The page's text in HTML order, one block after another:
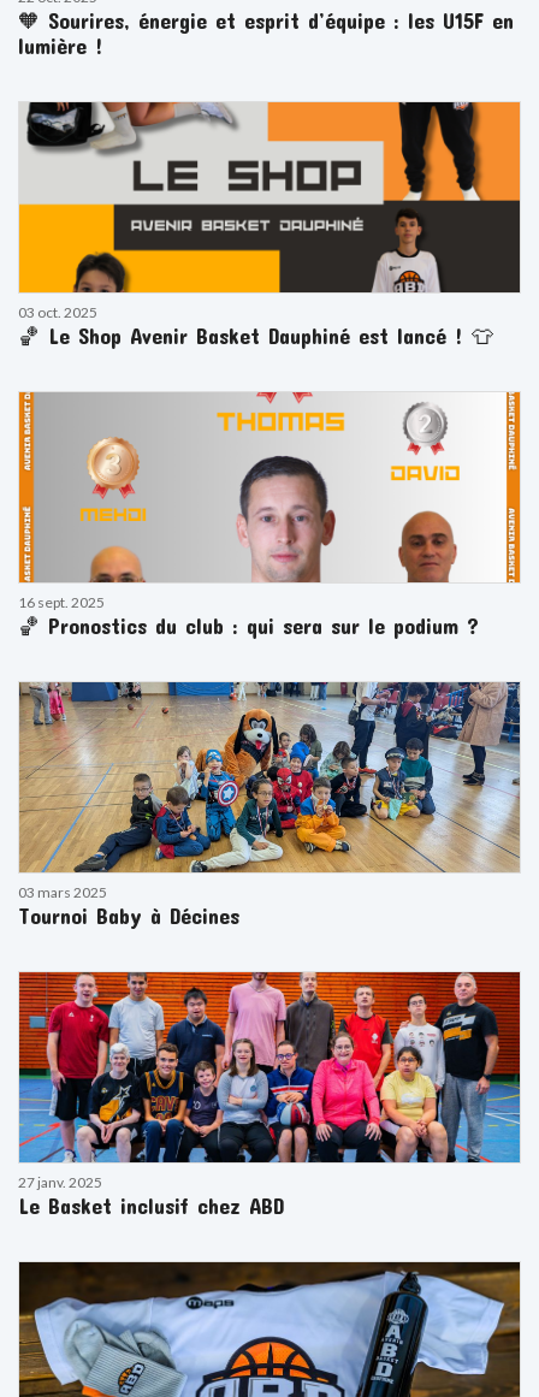
🧡 Sourires, énergie et esprit d’équipe : les U15F en
lumière !
03 oct. 2025
🏀 Le Shop Avenir Basket Dauphiné est lancé ! 👕
16 sept. 2025
🏀 Pronostics du club : qui sera sur le podium ?
03 mars 2025
Tournoi Baby à Décines
27 janv. 2025
Le Basket inclusif chez ABD